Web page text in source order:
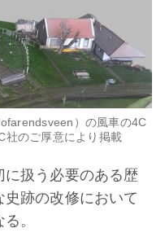
）の風車の4C
社のご厚意により掲載
扱う必要のある歴
跡の改修において
。